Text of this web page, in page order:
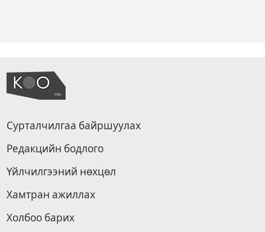
Сурталчилгаа байршуулах
Редакцийн бодлого
Үйлчилгээний нөхцөл
Хамтран ажиллах
Холбоо барих